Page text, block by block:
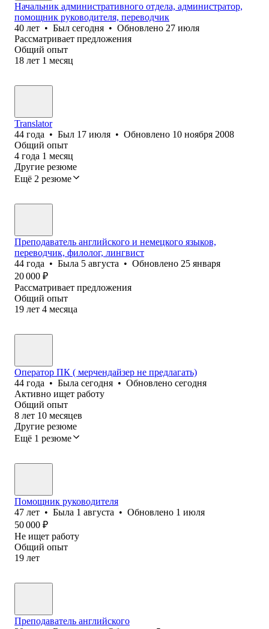
Начальник административного отдела, администратор,
помощник руководителя, переводчик
40 лет • Был сегодня • Обновлено 27 июля
Рассматривает предложения
Общий опыт
18 лет 1 месяц
Translator
44 года • Был 17 июля • Обновлено 10 ноября 2008
Общий опыт
4 года 1 месяц
Другие резюме
Ещё 2 резюме
Преподаватель английского и немецкого языков,
переводчик, филолог, лингвист
44 года • Была 5 августа • Обновлено 25 января
20 000 ₽
Рассматривает предложения
Общий опыт
19 лет 4 месяца
Оператор ПК ( мерчендайзер не предлагать)
44 года • Была сегодня • Обновлено сегодня
Активно ищет работу
Общий опыт
8 лет 10 месяцев
Другие резюме
Ещё 1 резюме
Помощник руководителя
47 лет • Была 1 августа • Обновлено 1 июля
50 000 ₽
Не ищет работу
Общий опыт
19 лет
Преподаватель английского